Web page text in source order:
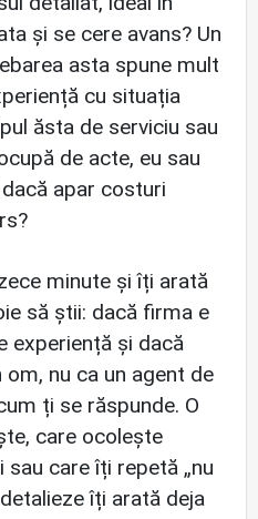
și se cere avans? Un
asta spune mult
cu situația
ăsta de serviciu sau
de acte, eu sau
apar costuri
minute și îți arată
să știi: dacă firma e
experiență și dacă
nu ca un agent de
ți se răspunde. O
care ocolește
care îți repetă „nu
îți arată deja